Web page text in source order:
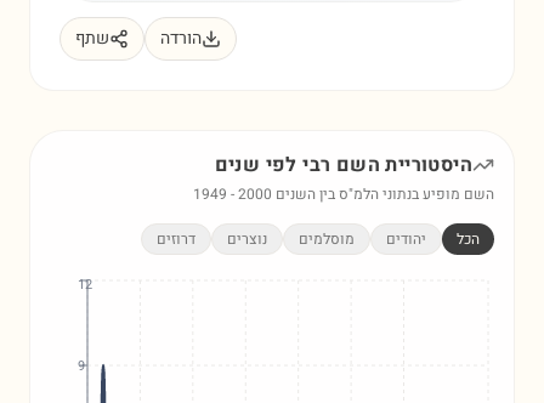
הורדה שתף
היסטוריית השם רבילפי שנים
השם מופיע בנתוני הלמ"ס בין השנים 1949 -2000
הכל יהודים מוסלמים נוצרים דרוזים
9
12